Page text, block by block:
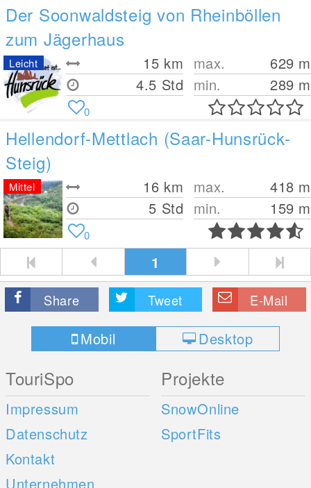
Der Soonwaldsteig von Rheinböllen
zum Jägerhaus
15 km
4.5 Std
max. 629 m
min.
289 m
Leicht
0
Hellendorf-Mettlach (Saar-Hunsrück-
Steig)
16 km
5 Std
max. 418 m
min.
159 m
Mittel
0
1
Share Tweet E-Mail
Mobil Desktop
TouriSpo
Impressum
Datenschutz
Kontakt
Unternehmen
Projekte
SnowOnline
SportFits